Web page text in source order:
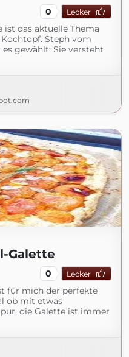
0 Lecker
ist das aktuelle Thema
Steph vom
gewählt: Sie versteht
Galette
0 Lecker
für mich der perfekte
ob mit etwas
die Galette ist immer